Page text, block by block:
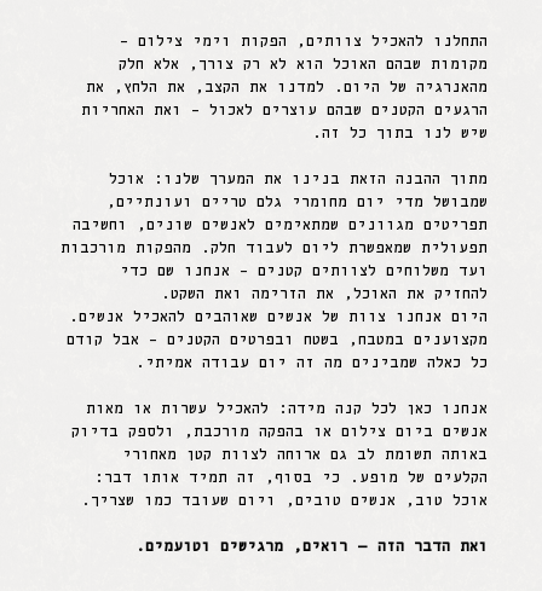
התחלנו להאכיל צוותים, הפקות וימי צילום –
מקומות שבהם האוכל הוא לא רק צורך, אלא חלק
מהאנרגיה של היום. למדנו את הקצב, את הלחץ, את
הרגעים הקטנים שבהם עוצרים לאכול – ואת האחריות
שיש לנו בתוך כל זה.
מתוך ההבנה הזאת בנינו את המערך שלנו: אוכל
שמבושל מדי יום מחומרי גלם טריים ועונתיים,
תפריטים מגוונים שמתאימים לאנשים שונים, וחשיבה
תפעולית שמאפשרת ליום לעבוד חלק. מהפקות מורכבות
ועד משלוחים לצוותים קטנים – אנחנו שם כדי
להחזיק את האוכל, את הזרימה ואת השקט.
היום אנחנו צוות של אנשים שאוהבים להאכיל אנשים.
מקצוענים במטבח, בשטח ובפרטים הקטנים – אבל קודם
כל כאלה שמבינים מה זה יום עבודה אמיתי.
אנחנו כאן לכל קנה מידה: להאכיל עשרות או מאות
אנשים ביום צילום או בהפקה מורכבת, ולספק בדיוק
באותה תשומת לב גם ארוחה לצוות קטן מאחורי
הקלעים של מופע. כי בסוף, זה תמיד אותו דבר:
אוכל טוב, אנשים טובים, ויום שעובד כמו שצריך.
ואת הדבר הזה — רואים, מרגישים וטועמים.